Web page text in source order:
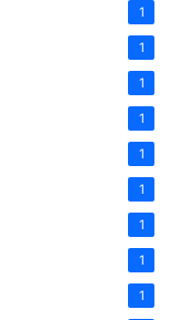
1
1
1
1
1
1
1
1
1